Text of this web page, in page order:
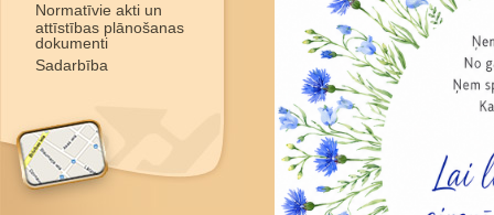
Normatīvie akti un
attīstības plānošanas
dokumenti
Sadarbība